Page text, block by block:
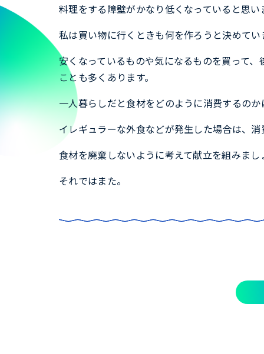
料理をする障壁がかなり低くなっていると思い
私は買い物に行くときも何を作ろうと決めて
安くなっているものや気になるものを買って
ことも多くあります。
一人暮らしだと食材をどのように消費するの
イレギュラーな外食などが発生した場合は、
食材を廃棄しないように考えて献立を組みまし
それではまた。